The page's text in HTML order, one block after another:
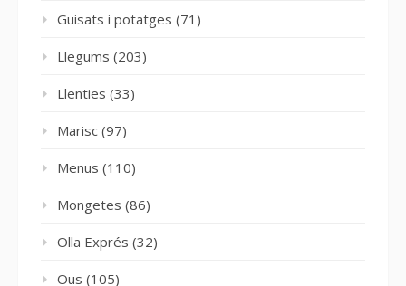
Guisats i potatges (71)
Llegums (203)
Llenties (33)
Marisc (97)
Menus (110)
Mongetes (86)
Olla Exprés (32)
Ous (105)